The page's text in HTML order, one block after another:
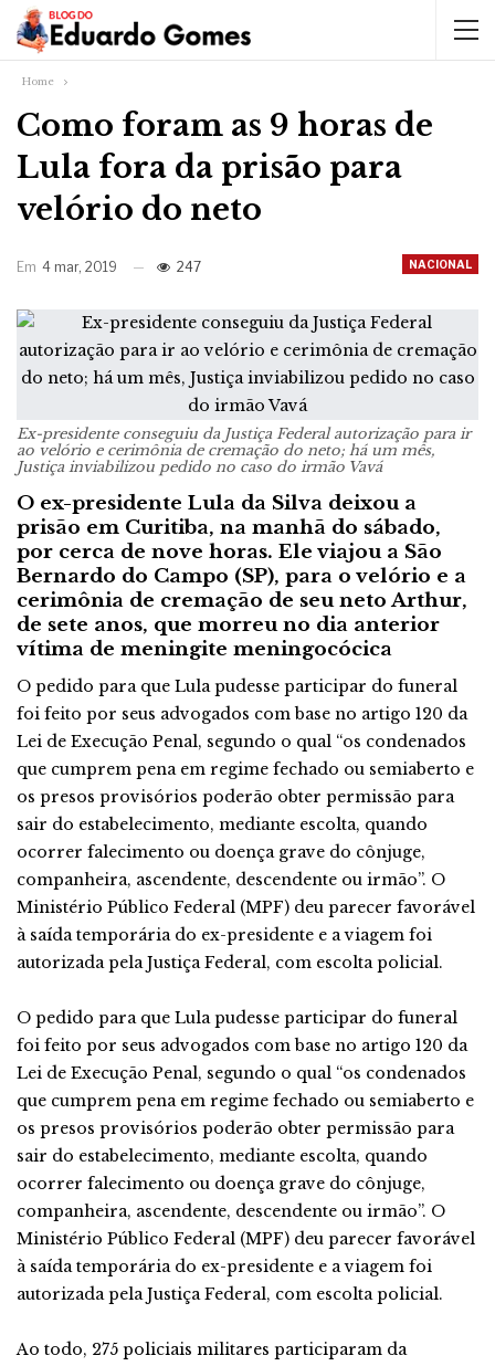
Home
Como foram as 9 horas de
Lula fora da prisão para
velório do neto
NACIONAL
Em 4 mar, 2019 247
Ex-presidente conseguiu da Justiça Federal autorização para ir
ao velório e cerimônia de cremação do neto; há um mês,
Justiça inviabilizou pedido no caso do irmão Vavá
O ex-presidente Lula da Silva deixou a
prisão em Curitiba, na manhã do sábado,
por cerca de nove horas. Ele viajou a São
Bernardo do Campo (SP), para o velório e a
cerimônia de cremação de seu neto Arthur,
de sete anos, que morreu no dia anterior
vítima de meningite meningocócica
O pedido para que Lula pudesse participar do funeral
foi feito por seus advogados com base no artigo 120 da
Lei de Execução Penal, segundo o qual “os condenados
que cumprem pena em regime fechado ou semiaberto e
os presos provisórios poderão obter permissão para
sair do estabelecimento, mediante escolta, quando
ocorrer falecimento ou doença grave do cônjuge,
companheira, ascendente, descendente ou irmão”. O
Ministério Público Federal (MPF) deu parecer favorável
à saída temporária do ex-presidente e a viagem foi
autorizada pela Justiça Federal, com escolta policial.
O pedido para que Lula pudesse participar do funeral
foi feito por seus advogados com base no artigo 120 da
Lei de Execução Penal, segundo o qual “os condenados
que cumprem pena em regime fechado ou semiaberto e
os presos provisórios poderão obter permissão para
sair do estabelecimento, mediante escolta, quando
ocorrer falecimento ou doença grave do cônjuge,
companheira, ascendente, descendente ou irmão”. O
Ministério Público Federal (MPF) deu parecer favorável
à saída temporária do ex-presidente e a viagem foi
autorizada pela Justiça Federal, com escolta policial.
Ao todo, 275 policiais militares participaram da